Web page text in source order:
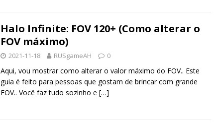
Halo Infinite: FOV 120+ (Como alterar o
FOV máximo)
2021-11-18 RUSgameAH 0
Aqui, vou mostrar como alterar o valor máximo do FOV.. Este
guia é feito para pessoas que gostam de brincar com grande
FOV.. Você faz tudo sozinho e […]